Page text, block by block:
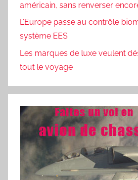
américain, sans renverser
L’Europe passe au contrôle
système EES
Les marques de luxe veulent
tout le voyage